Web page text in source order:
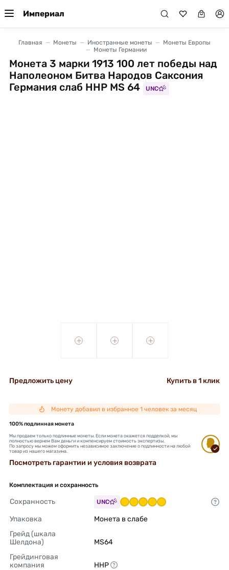
Империал
Главная Монеты Иностранные монеты
Монеты Европы
Монеты Германии
Монета 3 марки 1913 100 лет победы над
Наполеоном Битва Народов Саксония
Германия слаб ННР MS 64
UNC
+ + +
Предложить цену Купить в 1 клик
Монету добавил в избранное 1 человек за месяц
100% подлинная монета
Мы продаем только подлинные монеты. Если монета окажется подделкой, мы
полностью вернем Вам деньги и компенсируем стоимость экспертизы.
По запросу мы можем оформить независимое заключение о подлинности на любой
товар из нашего магазина.
Посмотреть гарантии и условия возврата
Комплектация и сохранность
Сохранность UNC
Упаковка
Монета в слабе
Грейд (шкала
Шелдона)
MS64
Грейдинговая
компания
ННР